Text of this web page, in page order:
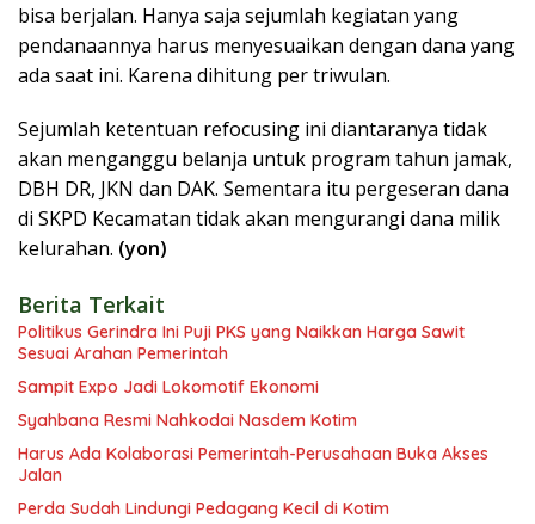
bisa berjalan. Hanya saja sejumlah kegiatan yang
pendanaannya harus menyesuaikan dengan dana yang
ada saat ini. Karena dihitung per triwulan.
Sejumlah ketentuan refocusing ini diantaranya tidak
akan menganggu belanja untuk program tahun jamak,
DBH DR, JKN dan DAK. Sementara itu pergeseran dana
di SKPD Kecamatan tidak akan mengurangi dana milik
kelurahan. (yon)
Berita Terkait
Politikus Gerindra Ini Puji PKS yang Naikkan Harga Sawit
Sesuai Arahan Pemerintah
Sampit Expo Jadi Lokomotif Ekonomi
Syahbana Resmi Nahkodai Nasdem Kotim
Harus Ada Kolaborasi Pemerintah-Perusahaan Buka Akses
Jalan
Perda Sudah Lindungi Pedagang Kecil di Kotim